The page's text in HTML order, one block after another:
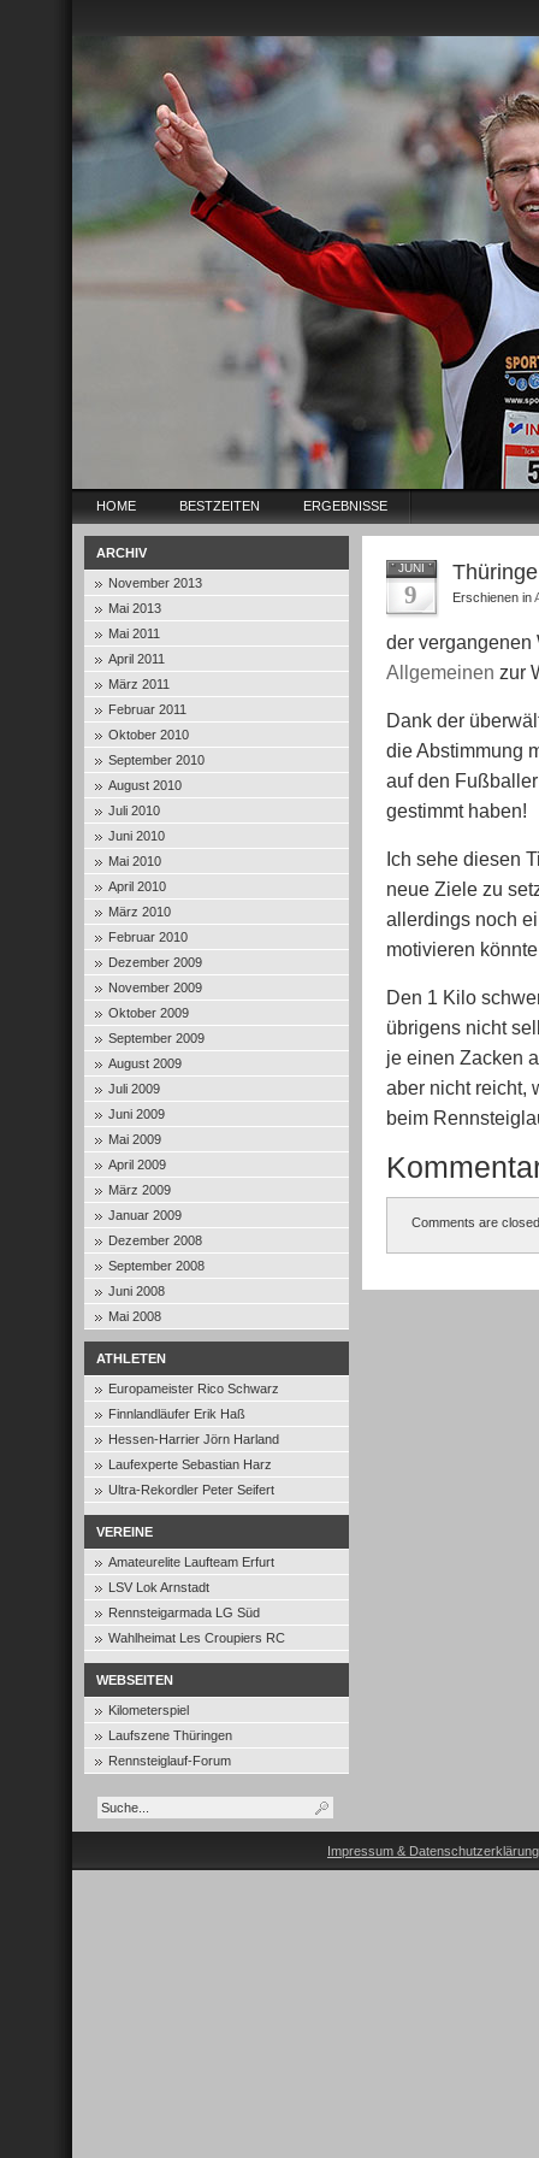
HOME BESTZEITEN ERGEBNISSE
ARCHIV
November 2013
Mai 2013
Mai 2011
April 2011
März 2011
Februar 2011
Oktober 2010
September 2010
August 2010
Juli 2010
Juni 2010
Mai 2010
April 2010
März 2010
Februar 2010
Dezember 2009
November 2009
Oktober 2009
September 2009
August 2009
Juli 2009
Juni 2009
Mai 2009
April 2009
März 2009
Januar 2009
Dezember 2008
September 2008
Juni 2008
Mai 2008
ATHLETEN
Europameister Rico Schwarz
Finnlandläufer Erik Haß
Hessen-Harrier Jörn Harland
Laufexperte Sebastian Harz
Ultra-Rekordler Peter Seifert
VEREINE
Amateurelite Laufteam Erfurt
LSV Lok Arnstadt
Rennsteigarmada LG Süd
Wahlheimat Les Croupiers RC
WEBSEITEN
Kilometerspiel
Laufszene Thüringen
Rennsteiglauf-Forum
JUNI
9 Erschienen in
der vergangenen
Allgemeinen zur
Dank der
die Abstimmung
auf den
gestimmt haben!
Ich sehe diesen
neue Ziele zu
allerdings noch
motivieren
Den 1 Kilo
übrigens nicht
je einen Zacken
aber nicht reicht,
beim
Comments are
Impressum & Datenschutzerklärung